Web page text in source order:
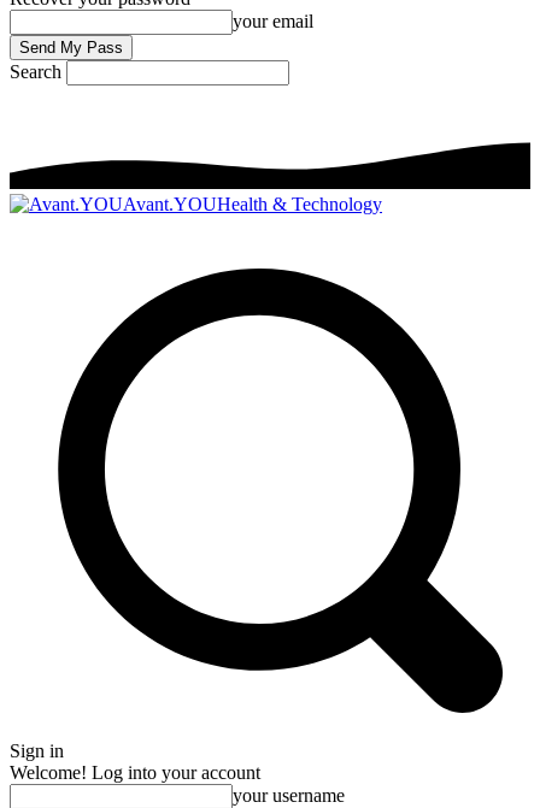
your email
Search
Avant.YOUHealth & Technology
Sign in
Welcome! Log into your account
your username